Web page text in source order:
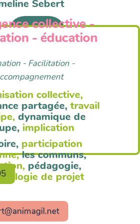
Anim'Agil
Sebert
collective -
- éducation
- Facilitation -
collective,
partagée, travail
dynamique de
implication
participation
les communs,
pédagogie,
de projet